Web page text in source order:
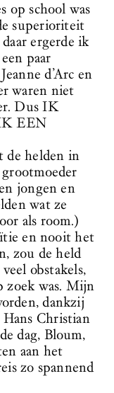
op school was
superioriteit
ergerde ik
paar
d’Arc en
waren niet
Dus IK
EEN
de helden in
jongen en
wat ze
als room.)
en nooit het
zou de held
obstakels,
zoek was. Mijn
dankzij
Christian
dag, Bloum,
aan het
zo spannend